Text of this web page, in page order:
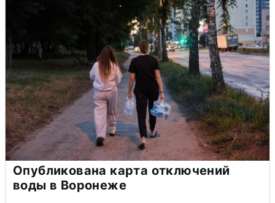
Опубликована карта отключений
воды в Воронеже